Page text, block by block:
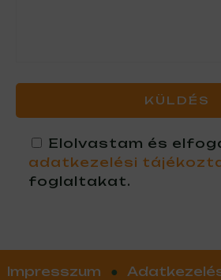
Elolvastam és
adatkezelési
foglaltakat.
Impresszum ●